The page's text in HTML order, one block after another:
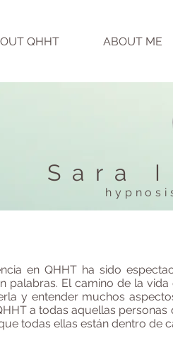
QHHT ABOUT ME
Sara
en QHHT ha sido
palabras. El camino de la
y entender muchos
a todas aquellas
todas ellas están dentro de